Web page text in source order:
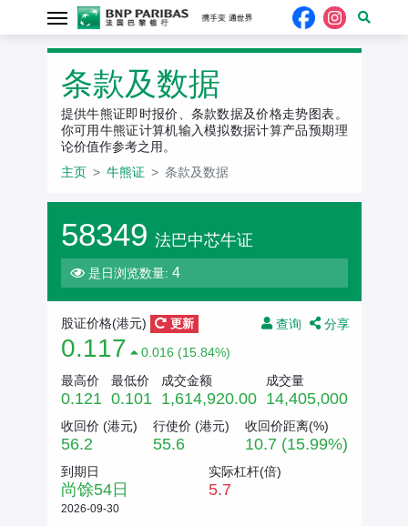
条款及数据
提供牛熊证即时报价、条款数据及价格走势图表。
你可用牛熊证计算机输入模拟数据计算产品预期理
论价值作参考之用。
主页
牛熊证 条款及数据
58349 法巴中芯牛证
是日浏览数量: 4
查询 分享
股证价格(港元) 更新
0.117
0.016 (15.84%)
最高价
0.121
最低价
0.101
成交金额
1,614,920.00
成交量
14,405,000
收回价 (港元)
56.2
行使价 (港元)
55.6
收回价距离(%)
10.7 (15.99%)
到期日
尚馀54日
2026-09-30
实际杠杆(倍)
5.7